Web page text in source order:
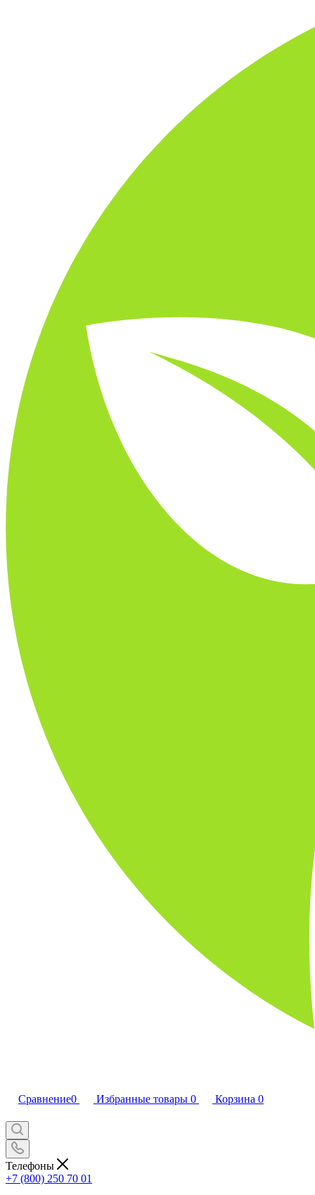
Сравнение0 Избранные товары 0 Корзина 0
Телефоны
+7 (800) 250 70 01